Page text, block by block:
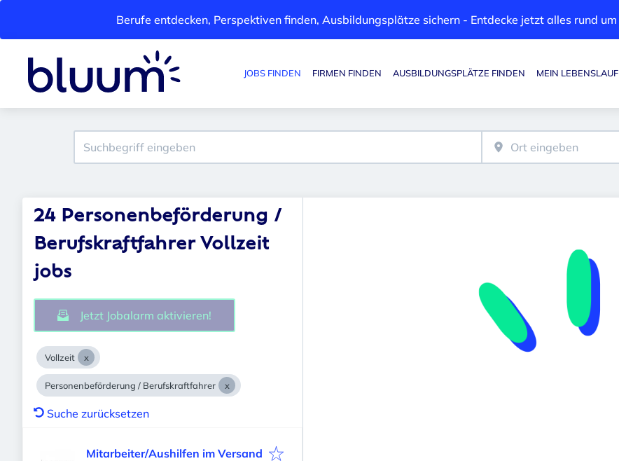
Berufe entdecken, Perspektiven finden, Ausbildungsplätze sichern - Entdecke jetzt alles rund
Haupt-Navigation
JOBS FINDEN FIRMEN FINDEN AUSBILDUNGSPLÄTZE FINDEN MEIN LEBENSLAUF
24 Personenbeförderung /
Berufskraftfahrer Vollzeit
jobs
Jetzt Jobalarm aktivieren!
Vollzeit
Personenbeförderung / Berufskraftfahrer
Suche zurücksetzen
Mitarbeiter/Aushilfen im Versand